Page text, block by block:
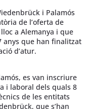
i Palamós
de l’oferta de
a Alemanya i que
anys que han finalitzat
d’atur.
es van inscriure
i laboral dels quals 8
de les entitats
que s’han